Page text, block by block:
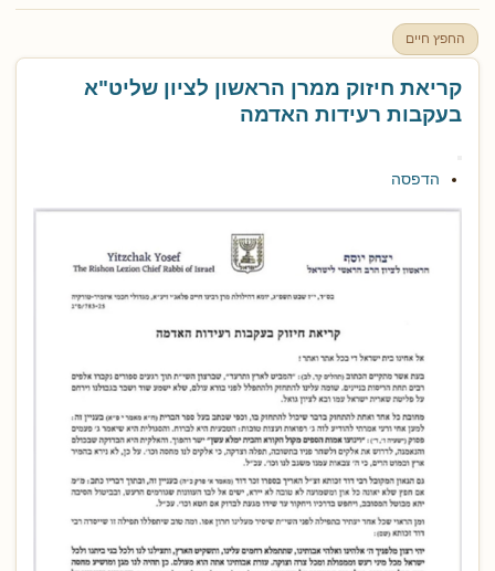
החפץ חיים
קריאת חיזוק ממרן הראשון לציון שליט"א
בעקבות רעידות האדמה
הדפסה